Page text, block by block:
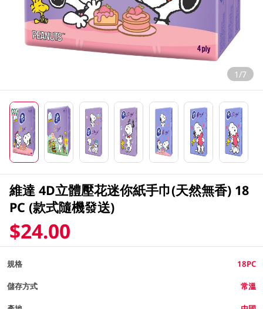
1/7
維達 4D立體壓花迷你紙手巾(天然無香) 18
PC (款式隨機發送)
$24.00
規格 18PC
儲存方式 常溫